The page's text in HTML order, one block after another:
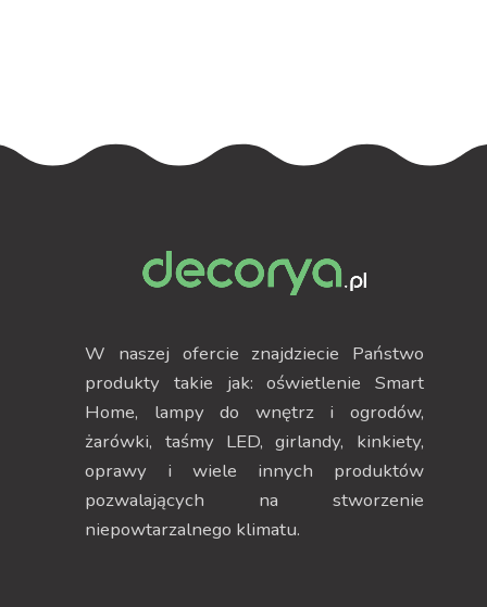
W naszej ofercie znajdziecie Państwo
produkty takie jak: oświetlenie Smart
Home, lampy do wnętrz i ogrodów,
żarówki, taśmy LED, girlandy, kinkiety,
oprawy i wiele innych produktów
pozwalających na stworzenie
niepowtarzalnego klimatu.